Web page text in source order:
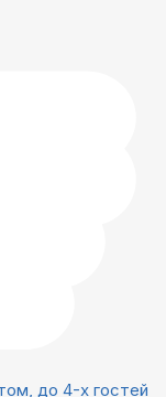
до 4-х гостей